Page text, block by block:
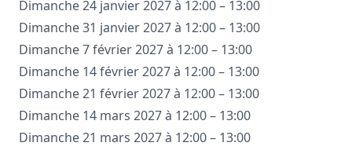
Dimanche 24 janvier 2027 à 12:00 – 13:00
Dimanche 31 janvier 2027 à 12:00 – 13:00
Dimanche 7 février 2027 à 12:00 – 13:00
Dimanche 14 février 2027 à 12:00 – 13:00
Dimanche 21 février 2027 à 12:00 – 13:00
Dimanche 14 mars 2027 à 12:00 – 13:00
Dimanche 21 mars 2027 à 12:00 – 13:00